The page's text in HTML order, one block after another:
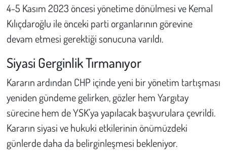
4-5 Kasım 2023 öncesi yönetime dönülmesi ve Kemal
Kılıçdaroğlu ile önceki parti organlarının görevine
devam etmesi gerektiği sonucuna varıldı.
Siyasi Gerginlik Tırmanıyor
Kararın ardından CHP içinde yeni bir yönetim tartışması
yeniden gündeme gelirken, gözler hem Yargıtay
sürecine hem de YSK’ya yapılacak başvurulara çevrildi.
Kararın siyasi ve hukuki etkilerinin önümüzdeki
günlerde daha da belirginleşmesi bekleniyor.